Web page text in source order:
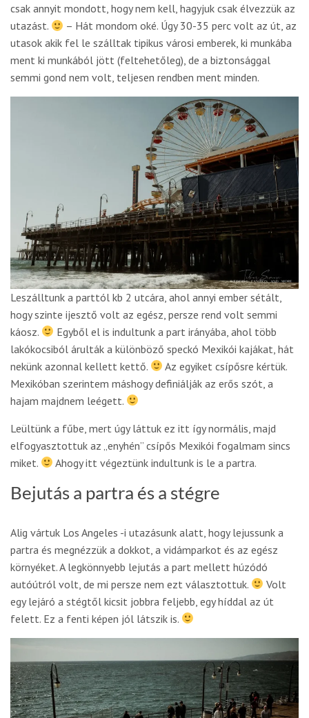
csak annyit mondott, hogy nem kell, hagyjuk csak élvezzük az
utazást.
– Hát mondom oké. Úgy 30-35 perc volt az út, az
utasok akik fel le szálltak tipikus városi emberek, ki munkába
ment ki munkából jött (feltehetőleg), de a biztonsággal
semmi gond nem volt, teljesen rendben ment minden.
Leszálltunk a parttól kb 2 utcára, ahol annyi ember sétált,
hogy szinte ijesztő volt az egész, persze rend volt semmi
káosz.
Egyből el is indultunk a part irányába, ahol több
lakókocsiból árulták a különböző speckó Mexikói kajákat, hát
nekünk azonnal kellett kettő.
Az egyiket csípősre kértük.
Mexikóban szerintem máshogy definiálják az erős szót, a
hajam majdnem leégett.
Leültünk a fűbe, mert úgy láttuk ez itt így normális, majd
elfogyasztottuk az „enyhén” csípős Mexikói fogalmam sincs
miket.
Ahogy itt végeztünk indultunk is le a partra.
Bejutás a partra és a stégre
Alig vártuk Los Angeles -i utazásunk alatt, hogy lejussunk a
partra és megnézzük a dokkot, a vidámparkot és az egész
környéket. A legkönnyebb lejutás a part mellett húzódó
autóútról volt, de mi persze nem ezt választottuk.
Volt
egy lejáró a stégtől kicsit jobbra feljebb, egy híddal az út
felett. Ez a fenti képen jól látszik is.